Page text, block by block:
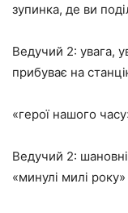
зупинка, де ви
Ведучий 2: увага,
прибуває на
«герої нашого
Ведучий 2:
«минулі милі року»